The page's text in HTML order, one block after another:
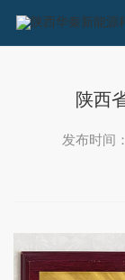
陕西
发布时间